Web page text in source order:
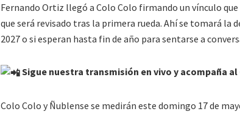
Fernando Ortiz llegó a Colo Colo firmando un vínculo
que será revisado tras la primera rueda. Ahí se tomará la
2027 o si esperan hasta fin de año para sentarse a
Sigue nuestra transmisión en vivo y acompaña
Colo Colo y Ñublense se medirán este domingo 17 de